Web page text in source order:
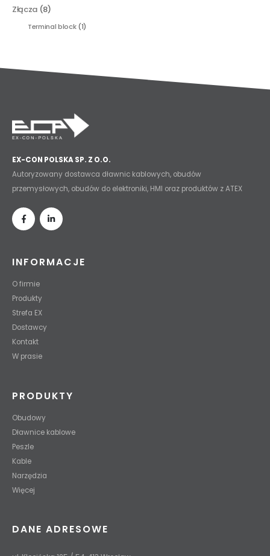
Złącza (8)
Terminal block(1)
EX-CON POLSKA SP. Z O.O.
Autoryzowany dostawca dławnic kablowych, obudów
przemysłowych, obudów do elektroniki, HMI oraz produktów z ATEX
INFORMACJE
O firmie
Produkty
Strefa EX
Dostawcy
Kontakt
W prasie
PRODUKTY
Obudowy
Dławnice kablowe
Peszle
Kable
Narzędzia
Więcej
DANE ADRESOWE